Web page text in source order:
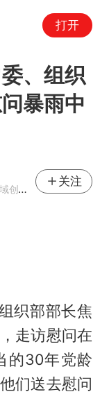
打开
、组织
暴雨中
作者
关注
织部部长焦
走访慰问在
的30年党龄
们送去慰问